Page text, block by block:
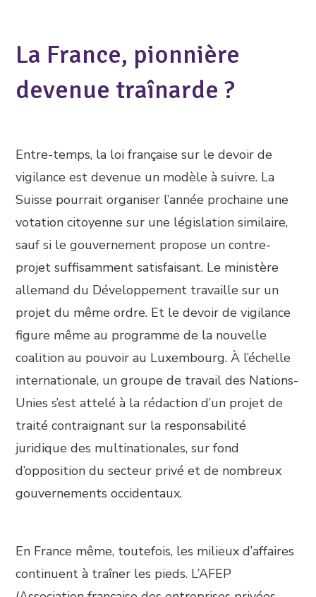
La France, pionnière
devenue traînarde ?
Entre-temps, la loi française sur le devoir de
vigilance est devenue un modèle à suivre. La
Suisse pourrait organiser l’année prochaine une
votation citoyenne sur une législation similaire,
sauf si le gouvernement propose un contre-
projet suffisamment satisfaisant. Le ministère
allemand du Développement travaille sur un
projet du même ordre. Et le devoir de vigilance
figure même au programme de la nouvelle
coalition au pouvoir au Luxembourg. À l’échelle
internationale, un groupe de travail des Nations-
Unies s’est attelé à la rédaction d’un projet de
traité contraignant sur la responsabilité
juridique des multinationales, sur fond
d’opposition du secteur privé et de nombreux
gouvernements occidentaux.
En France même, toutefois, les milieux d’affaires
continuent à traîner les pieds. L’AFEP